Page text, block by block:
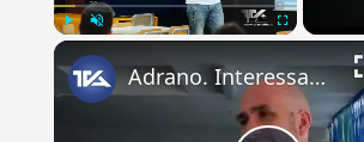
Adrano. Interessante incontro al liceo “Verga” con il prof. Fabio Gamberini. Studenti del Linguistic